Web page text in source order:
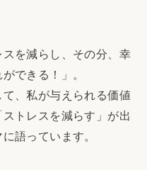
を減らし、その分、幸
できる！」。
、私が与えられる価値
トレスを減らす」が出
語っています。